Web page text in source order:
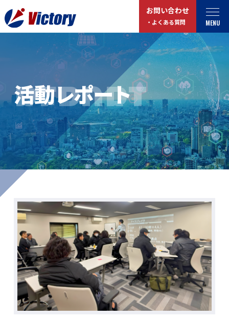
MENU
お問い合わせ
・よくある質問
事業紹介
総合解体 / 解体事業
産業廃棄物収集/ 運搬
企業概要
私たちについて
サステナビリティ
活動レポート
最新情報
お役立ちコラム
プライバシーポリシー
お問い合わせ
よくある質問
採用情報
社員紹介
社員インタビュー
育休取得者インタビュー
福利厚生
活動レポート
REPORT